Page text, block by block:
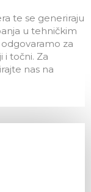
te se generiraju
u tehničkim
za
i točni. Za
nas na